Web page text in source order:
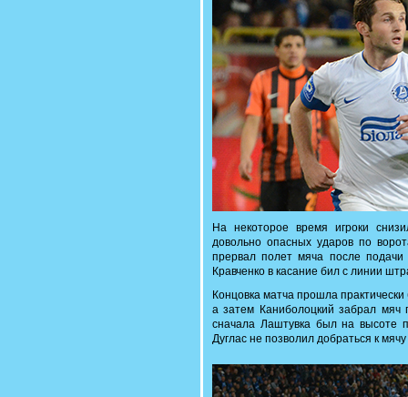
На некоторое время игроки
довольно опасных ударов по
прервал полет мяча после
Кравченко в касание бил с линии
Концовка матча прошла
а затем Каниболоцкий забрал мяч
сначала Лаштувка был на высоте
Дуглас не позволил добраться к